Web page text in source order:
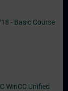
- Basic Course
WinCC Unified